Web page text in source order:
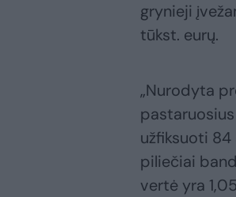
grynieji
tūkst. eurų.
„Nurodyta
užfiksuoti 84
piliečiai
vertė yra